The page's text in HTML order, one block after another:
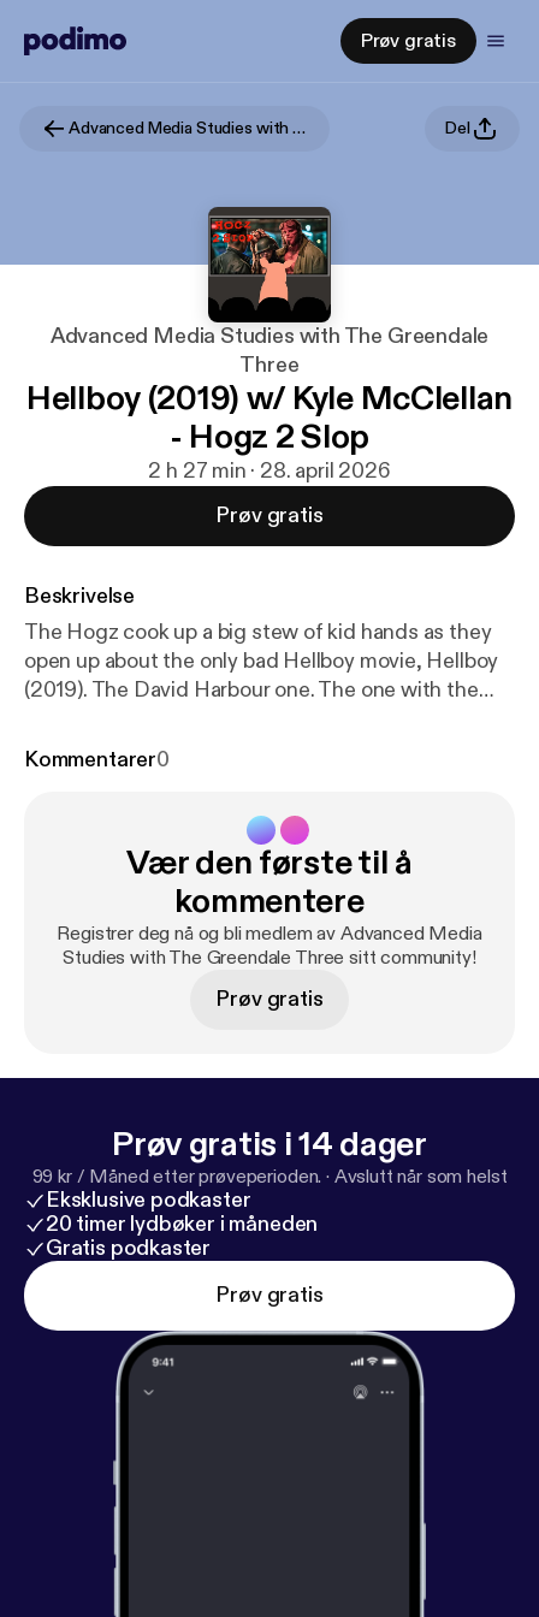
Prøv gratis
Advanced Media Studies with The Greendale Three Del
Advanced Media Studies with The Greendale
Three
Hellboy (2019) w/ Kyle McClellan
- Hogz 2 Slop
2 h 27 min · 28. april 2026
Prøv gratis
Beskrivelse
The Hogz cook up a big stew of kid hands as they
open up about the only bad Hellboy movie, Hellboy
(2019). The David Harbour one. The one with the
Criminals: The Comic Series
Kommentarer0
Vær den første til å
kommentere
Registrer deg nå og bli medlem av Advanced Media
Studies with The Greendale Three sitt community!
Prøv gratis
Prøv gratis i 14 dager
99 kr / Måned etter prøveperioden. · Avslutt når som helst
Eksklusive podkaster
20 timer lydbøker i måneden
Gratis podkaster
Prøv gratis